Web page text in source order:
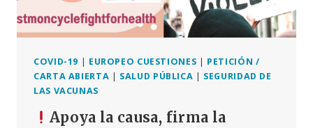
DISIDENCIA
EN
PANDEMIAS
COVID-19 | EUROPEO CUESTIONES | PETICIÓN /
CARTA ABIERTA | SALUD PÚBLICA | SEGURIDAD DE
LAS VACUNAS
Apoya la causa, firma la